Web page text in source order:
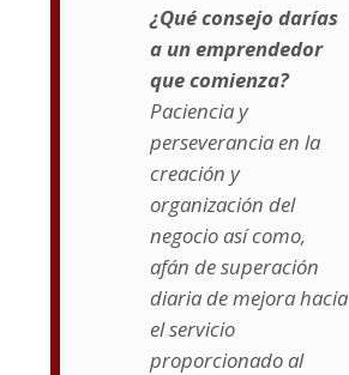
¿Qué consejo darías
a un emprendedor
que comienza?
Paciencia y
perseverancia en la
creación y
organización del
negocio así como,
afán de superación
diaria de mejora hacia
el servicio
proporcionado al